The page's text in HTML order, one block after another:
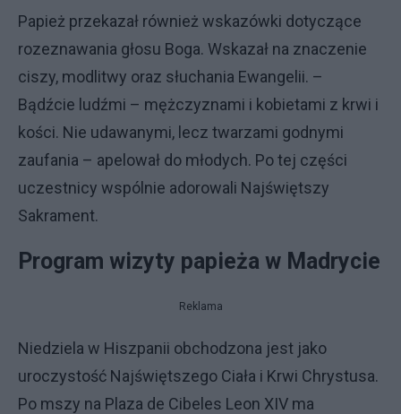
Papież przekazał również wskazówki dotyczące
rozeznawania głosu Boga. Wskazał na znaczenie
ciszy, modlitwy oraz słuchania Ewangelii. –
Bądźcie ludźmi – mężczyznami i kobietami z krwi i
kości. Nie udawanymi, lecz twarzami godnymi
zaufania – apelował do młodych. Po tej części
uczestnicy wspólnie adorowali Najświętszy
Sakrament.
Program wizyty papieża w Madrycie
Reklama
Niedziela w Hiszpanii obchodzona jest jako
uroczystość Najświętszego Ciała i Krwi Chrystusa.
Po mszy na Plaza de Cibeles Leon XIV ma